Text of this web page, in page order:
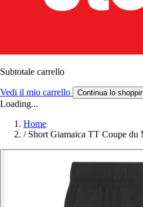
Subtotale carrello
Vedi il mio carrello Continua lo
Loading...
Home
/ Short Giamaica TT Coupe du